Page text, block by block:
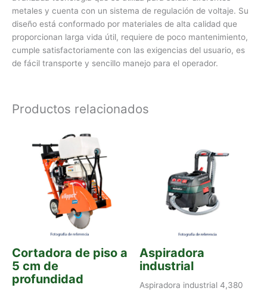
metales y cuenta con un sistema de regulación de voltaje. Su
diseño está conformado por materiales de alta calidad que
proporcionan larga vida útil, requiere de poco mantenimiento,
cumple satisfactoriamente con las exigencias del usuario, es
de fácil transporte y sencillo manejo para el operador.
Productos relacionados
Cortadora de piso a
5 cm de
profundidad
Aspiradora
industrial
Aspiradora industrial 4,380